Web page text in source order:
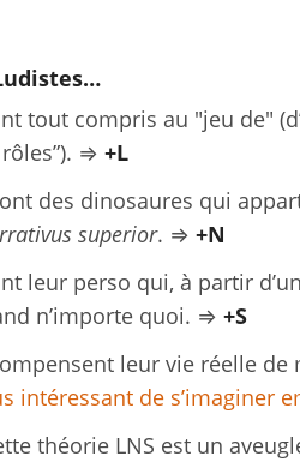
tout compris au "jeu de"
⇒ +L
des dinosaures qui
superior. ⇒ +N
leur perso qui, à partir
n’importe quoi. ⇒ +S
leur vie réelle de
intéressant de s’imaginer
théorie LNS est un